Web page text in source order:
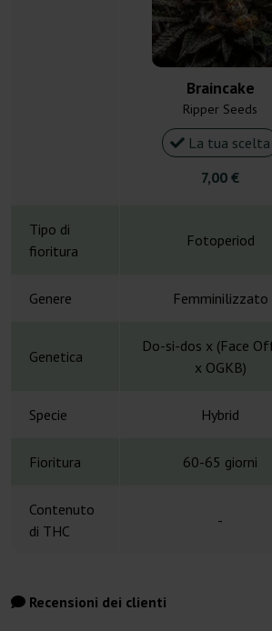
Braincake
Ripper Seeds
La tua scelta
7,00 €
Tipo di
fioritura
Fotoperiod
Genere Femminilizzato
Genetica
Do-si-dos x (Face
x OGKB)
Specie Hybrid
Fioritura 60-65 giorni
Contenuto
di THC
-
Recensioni dei clienti